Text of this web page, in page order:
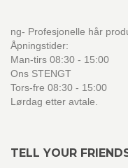
ng- Profesjonelle hår
Åpningstider:
Man-tirs 08:30 - 15:00
Ons STENGT
Tors-fre 08:30 - 15:00
Lørdag etter avtale.
TELL YOUR